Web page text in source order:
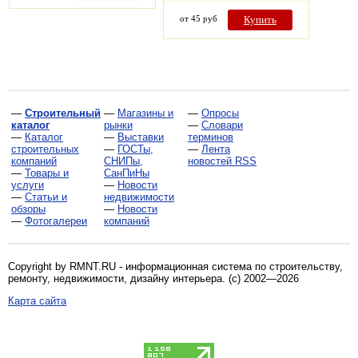
от 45 руб Купить
— Строительный
каталог
— Каталог
строительных
компаний
— Товары и
услуги
— Статьи и
обзоры
— Фотогалереи
— Магазины и
рынки
— Выставки
— ГОСТы,
СНИПы,
СанПиНы
— Новости
недвижимости
— Новости
компаний
— Опросы
— Словари
терминов
— Лента
новостей RSS
Copyright by RMNT.RU - информационная система по строительству,
ремонту, недвижимости, дизайну интерьера. (c) 2002—2026
Карта сайта